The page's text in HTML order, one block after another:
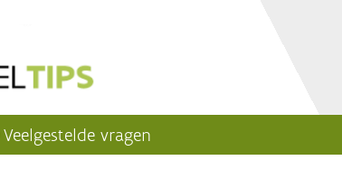
Veelgestelde vragen